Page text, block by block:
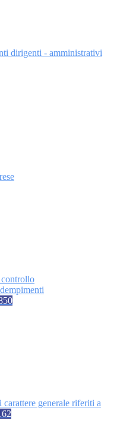
dirigenti - amministrativi
generale riferiti a